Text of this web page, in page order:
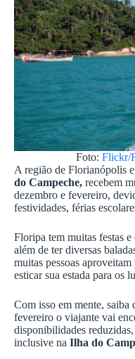
Foto: Flickr/
A região de Florianópolis
do Campeche, recebem
dezembro e fevereiro,
festividades, férias
Floripa tem muitas festas
além de ter diversas
muitas pessoas
esticar sua estada para os
Com isso em mente, saiba
fevereiro o viajante vai
disponibilidades
inclusive na Ilha do